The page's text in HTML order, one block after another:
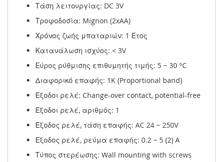
Τάση λειτουργίας: DC 3V
Τροφοδοσία: Mignon (2xAA)
Χρόνος ζωής μπαταριών: 1 Έτος
Κατανάλωση ισχύος: < 3V
Εύρος ρύθμισης επιθυμητής τιμής: 5 ~ 30 °C
Διαφορικό επαφής: 1K (Proportional band)
Έξοδοι ρελέ: Change-over contact, potential-free
Έξοδοι ρελέ, αριθμός: 1
Έξοδος ρελέ, τάση επαφής: AC 24 ~ 250V
Έξοδος ρελέ, ρεύμα επαφής: 0.2 ~ 5 (2) A
Τύπος στερέωσης: Wall mounting with screws